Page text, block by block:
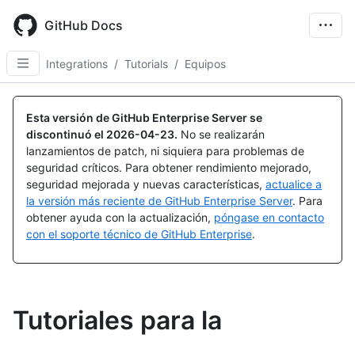
main
content
GitHub Docs
Integrations / Tutorials / Equipos
Esta versión de GitHub Enterprise Server se
discontinuó el 2026-04-23. No se realizarán
lanzamientos de patch, ni siquiera para problemas de
seguridad críticos. Para obtener rendimiento mejorado,
seguridad mejorada y nuevas características, actualice a
la versión más reciente de GitHub Enterprise Server. Para
obtener ayuda con la actualización, póngase en contacto
con el soporte técnico de GitHub Enterprise.
Tutoriales para la